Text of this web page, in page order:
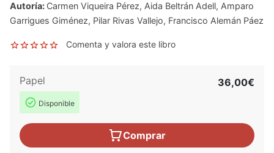
Autoría: Carmen Viqueira Pérez, Aida Beltrán Adell, Amparo
Garrigues Giménez, Pilar Rivas Vallejo, Francisco Alemán Páez
Comenta y valora este libro
Papel
Disponible
36,00€
Comprar